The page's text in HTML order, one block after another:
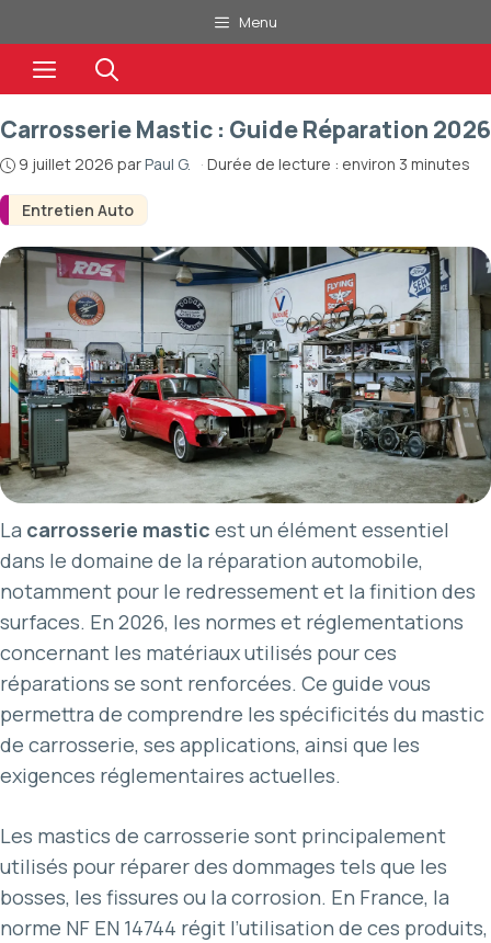
au
contenu
Menu
Menu
Entretien Auto
Carrosserie Mastic : Guide Réparation 2026
9 juillet 2026 parPaul G. · Durée de lecture : environ 3 minutes
La carrosserie mastic est un élément essentiel
dans le domaine de la réparation automobile,
notamment pour le redressement et la finition des
surfaces. En 2026, les normes et réglementations
concernant les matériaux utilisés pour ces
réparations se sont renforcées. Ce guide vous
permettra de comprendre les spécificités du mastic
de carrosserie, ses applications, ainsi que les
exigences réglementaires actuelles.
Les mastics de carrosserie sont principalement
utilisés pour réparer des dommages tels que les
bosses, les fissures ou la corrosion. En France, la
norme NF EN 14744 régit l’utilisation de ces produits,